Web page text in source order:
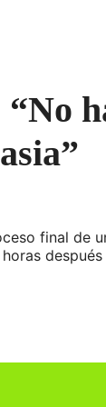
final de